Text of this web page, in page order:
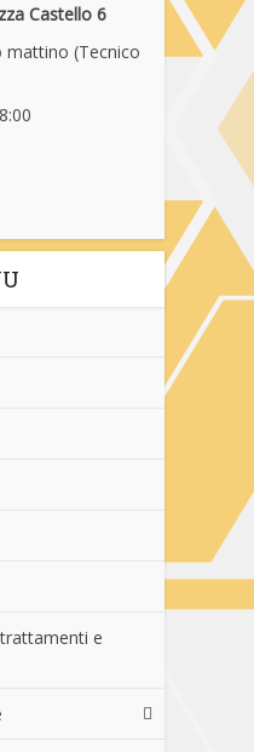
Castello 6
mattino (Tecnico
e